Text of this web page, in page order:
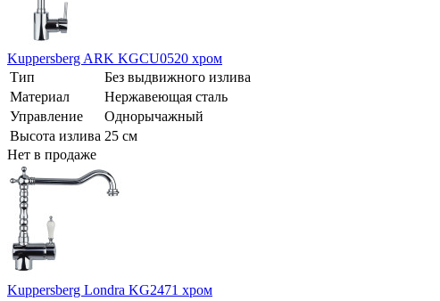
Kuppersberg ARK KGCU0520 хром
Тип
Без выдвижного излива
Материал
Нержавеющая сталь
Управление
Однорычажный
Высота излива 25 см
Нет в продаже
Kuppersberg Londra KG2471 хром